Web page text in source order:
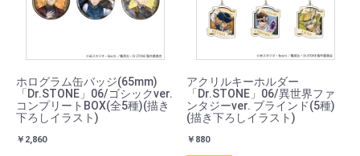
ホログラム缶バッジ(65mm)
「Dr.STONE」06/ゴシックver.
コンプリートBOX(全5種)(描き
下ろしイラスト)
￥2,860
アクリルキーホルダー
「Dr.STONE」06/異世界ファ
ンタジーver. ブラインド(5種)
(描き下ろしイラスト)
￥880